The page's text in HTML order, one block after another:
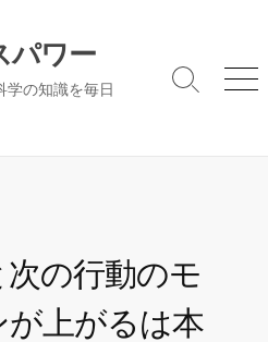
パワー
学の知識を毎日
検
メ
の行動のモ
上がるは本